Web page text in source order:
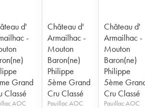
d'
-
Grand
Classé
AOC
Château d'
Armailhac -
Mouton
Baron(ne)
Philippe
5ème Grand
Cru Classé
Pauillac AOC
Château d'
Armailhac -
Mouton
Baron(ne)
Philippe
5ème
Cru Classé
Pauillac AOC